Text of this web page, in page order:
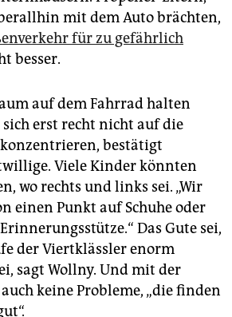
mit dem Auto brächten,
für zu gefährlich
besser.
auf dem Fahrrad halten
erst recht nicht auf die
bestätigt
Viele Kinder könnten
wo rechts und links sei. „Wir
einen Punkt auf Schuhe oder
Das Gute sei,
der Viertklässler enorm
sagt Wollny. Und mit der
keine Probleme, „die finden